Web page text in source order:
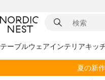
テーブルウェアインテリアキッ
夏の新